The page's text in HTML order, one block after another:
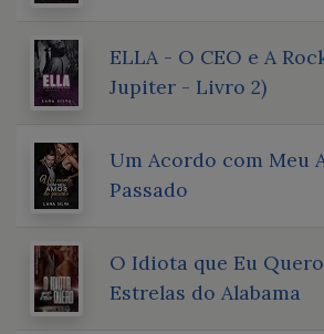
ELLA - O CEO e A
Jupiter - Livro 2)
Um Acordo com Meu
Passado
O Idiota que Eu
Estrelas do Alabama